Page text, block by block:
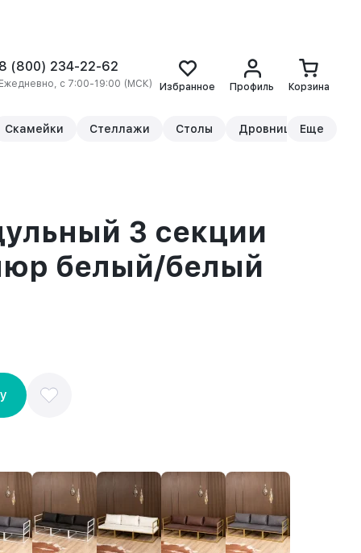
8 (800) 234-22-62
Ежедневно, с 7:00-19:00 (МСК) Избранное Профиль Корзина
Скамейки Стеллажи Столы Дровницы Еще
3 секции
белый/белый